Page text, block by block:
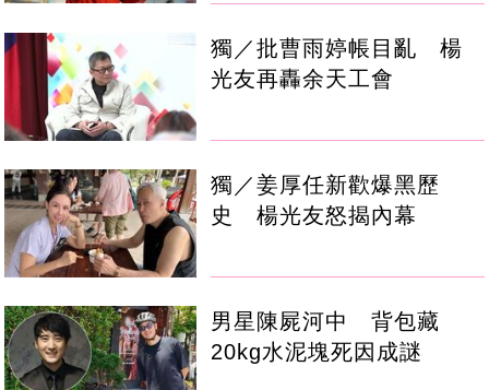
獨／批曹雨婷帳目亂 楊
光友再轟余天工會
獨／姜厚任新歡爆黑歷
史 楊光友怒揭內幕
男星陳屍河中 背包藏
20kg水泥塊死因成謎